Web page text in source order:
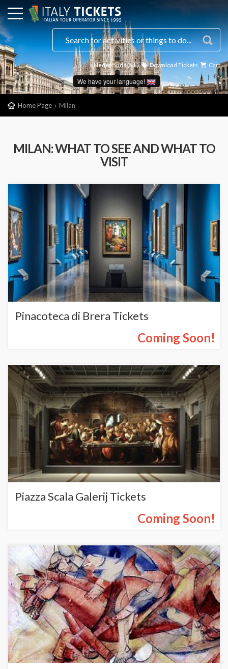
Nederlands (NL)
We have your language!
Download Tickets Cart
Home Page Milan
MILAN: WHAT TO SEE AND WHAT TO
VISIT
Pinacoteca di Brera Tickets
Coming Soon!
Piazza Scala Galerij Tickets
Coming Soon!